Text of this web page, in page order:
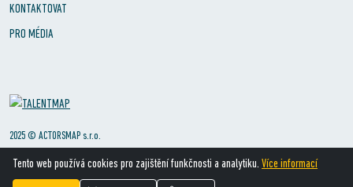
KONTAKTOVAT
PRO MÉDIA
2025 © ACTORSMAP s.r.o.
Tento web používá cookies pro zajištění funkčnosti a analytiku. Více informací